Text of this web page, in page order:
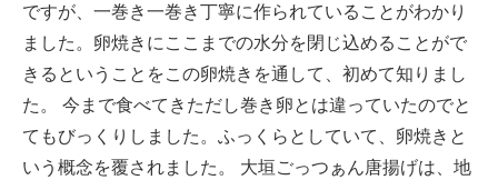
ですが、一巻き一巻き丁寧に作られていることがわかり
ました。卵焼きにここまでの水分を閉じ込めることがで
きるということをこの卵焼きを通して、初めて知りまし
た。 今まで食べてきただし巻き卵とは違っていたのでと
てもびっくりしました。ふっくらとしていて、卵焼きと
いう概念を覆されました。 大垣ごっつぁん唐揚げは、地